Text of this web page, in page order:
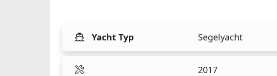
Yacht Typ Segelyacht
2017